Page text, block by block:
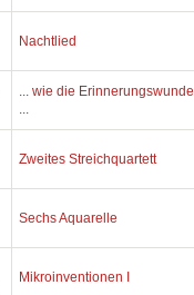
Nachtlied
... wie die Erinnerungswunde
...
Zweites Streichquartett
Sechs Aquarelle
Mikroinventionen I